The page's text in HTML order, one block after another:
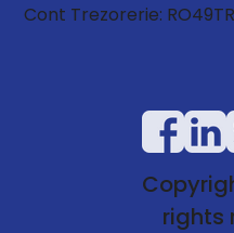
Cont Trezorerie:
rights